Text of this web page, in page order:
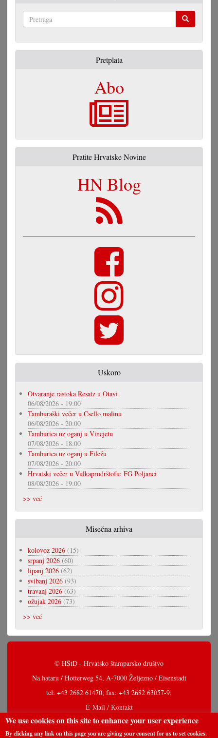
Pretplata
Abo
Pratite Hrvatske Novine
HN Blog
Uskoro
Otvaranje rastoka Resatz u Otavi
06/08/2026 - 19:00
Tamburaški večer u Csello malinu
06/08/2026 - 20:00
Tamburica uz oganj u Vincjetu
07/08/2026 - 18:00
Tamburica uz oganj u Filežu
07/08/2026 - 20:00
Hrvatski večer u Vulkaprodrštofu: FG Poljanci
08/08/2026 - 19:00
>> već
Misečna arhiva
kolovoz 2026 (15)
srpanj 2026 (60)
lipanj 2026 (62)
svibanj 2026 (93)
travanj 2026 (63)
ožujak 2026 (73)
>> već
© HŠtD - Hrvatsko štamparsko društvo
Na hataru / Hotterweg 54, A-7000 Željezno / Eisenstadt
tel: +43 2682 61470; fax: +43 2682 63057-9;
E-Mail / Kontakt
We use cookies on this site to enhance your user experience
By clicking any link on this page you are giving your consent for us to set cookies.